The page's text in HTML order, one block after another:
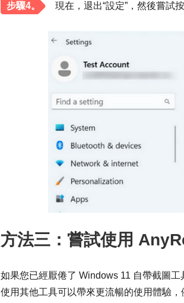
步驟4。 現在，退出“設定”，然後嘗試
方法三：嘗試使用
如果您已經厭倦了 Windows 11 自帶截圖
使用其他工具可以帶來更流暢的使用體驗